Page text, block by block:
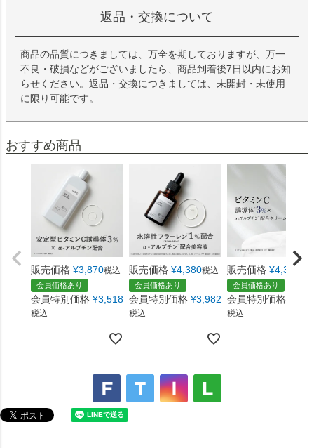
商品の品質につきましては、万全を期しておりますが、万一
に限り可能です。
おすすめ商品
販売価格 ¥ 3,870
会員価格あり
会員特別価格 ¥3,518
税込
販売価格 ¥ 4,380
会員価格あり
会員特別価格 ¥3,982
税込
¥4,380
会員価格あり
会員特別価格
税込